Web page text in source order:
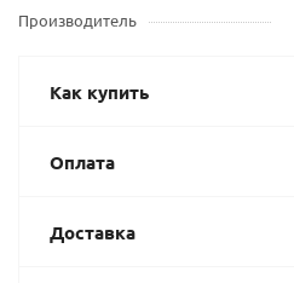
Производитель
Как купить
Оплата
Доставка